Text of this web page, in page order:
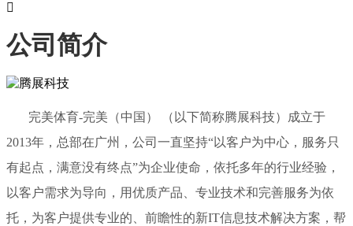

公司简介
完美体育-完美（中国） （以下简称腾展科技）成立于
2013年，总部在广州，公司一直坚持“以客户为中心，服务只
有起点，满意没有终点”为企业使命，依托多年的行业经验，
以客户需求为导向，用优质产品、专业技术和完善服务为依
托，为客户提供专业的、前瞻性的新IT信息技术解决方案，帮